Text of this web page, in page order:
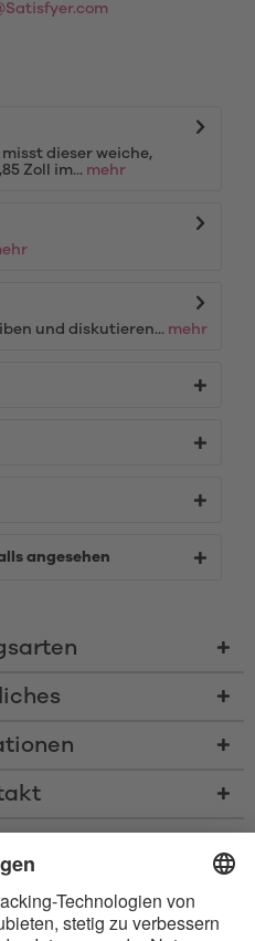
dieser weiche,
Zoll im... mehr
und diskutieren... mehr
angesehen
nicht anders beschrieben
Die Nutzung dieser Marken durch